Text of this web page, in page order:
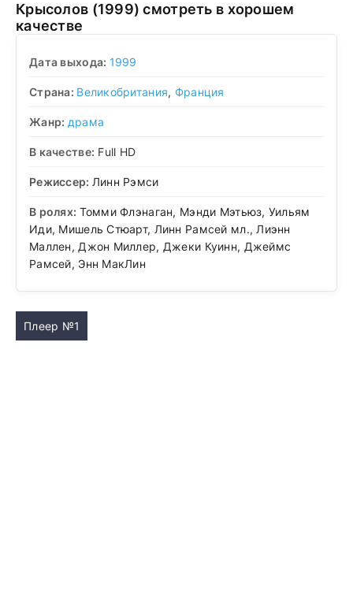
Крысолов (1999) смотреть в хорошем
качестве
Дата выхода: 1999
Страна: Великобритания, Франция
Жанр: драма
В качестве: Full HD
Режиссер: Линн Рэмси
В ролях: Томми Флэнаган, Мэнди Мэтьюз, Уильям
Иди, Мишель Стюарт, Линн Рамсей мл., Лиэнн
Маллен, Джон Миллер, Джеки Куинн, Джеймс
Рамсей, Энн МакЛин
Плеер №1